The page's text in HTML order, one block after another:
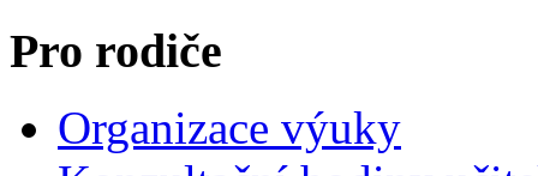
Pro rodiče
Organizace výuky